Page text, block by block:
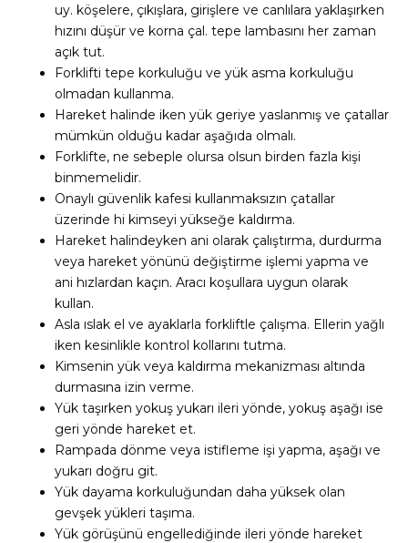
uy. köşelere, çıkışlara, girişlere ve canlılara yaklaşırken
hızını düşür ve korna çal. tepe lambasını her zaman
açık tut.
Forklifti tepe korkuluğu ve yük asma korkuluğu
olmadan kullanma.
Hareket halinde iken yük geriye yaslanmış ve çatallar
mümkün olduğu kadar aşağıda olmalı.
Forklifte, ne sebeple olursa olsun birden fazla kişi
binmemelidir.
Onaylı güvenlik kafesi kullanmaksızın çatallar
üzerinde hi kimseyi yükseğe kaldırma.
Hareket halindeyken ani olarak çalıştırma, durdurma
veya hareket yönünü değiştirme işlemi yapma ve
ani hızlardan kaçın. Aracı koşullara uygun olarak
kullan.
Asla ıslak el ve ayaklarla forkliftle çalışma. Ellerin yağlı
iken kesinlikle kontrol kollarını tutma.
Kimsenin yük veya kaldırma mekanizması altında
durmasına izin verme.
Yük taşırken yokuş yukarı ileri yönde, yokuş aşağı ise
geri yönde hareket et.
Rampada dönme veya istifleme işi yapma, aşağı ve
yukarı doğru git.
Yük dayama korkuluğundan daha yüksek olan
gevşek yükleri taşıma.
Yük görüşünü engellediğinde ileri yönde hareket